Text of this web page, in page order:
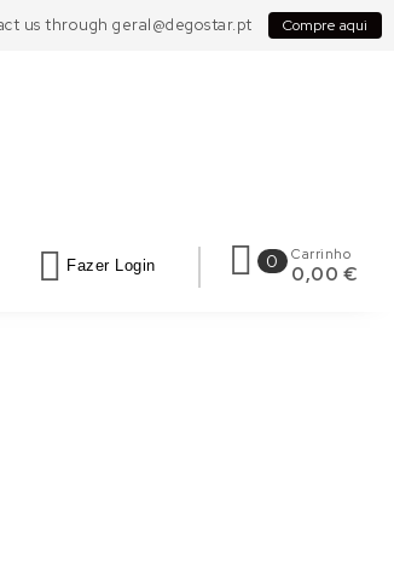
us through geral@degostar.pt Compre aqui
Fazer Login 0 Carrinho
0,00 €